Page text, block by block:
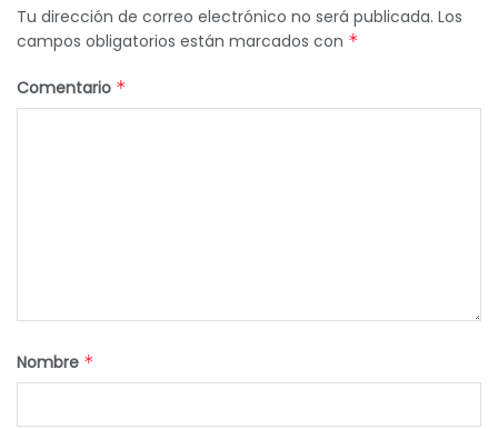
Tu dirección de correo electrónico no será publicada. Los
campos obligatorios están marcados con *
Comentario *
Nombre *